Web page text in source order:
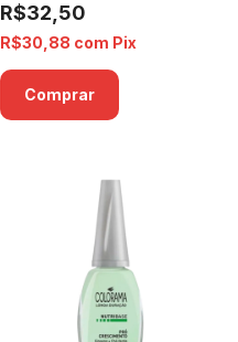
R$32,50
R$30,88 com Pix